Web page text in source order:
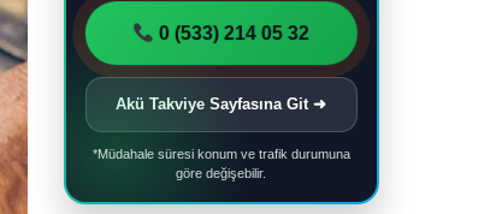
0 (533) 214 05 32
Akü Takviye Sayfasına Git ➜
*Müdahale süresi konum ve trafik durumuna
göre değişebilir.